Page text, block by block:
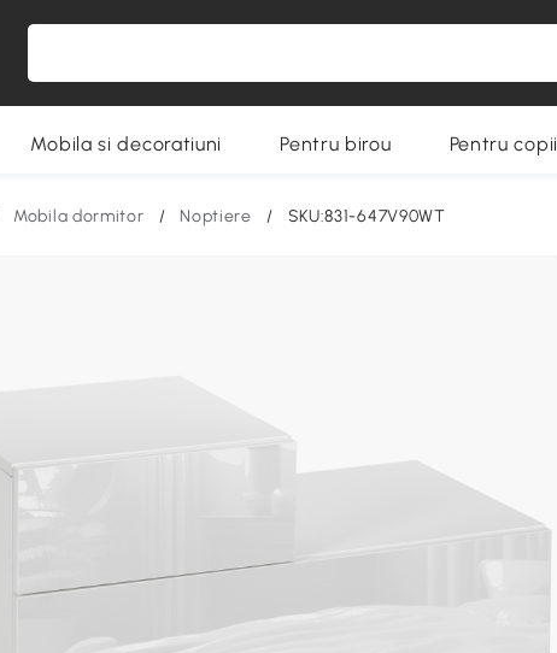
Mobila si decoratiuni Pentru birou Pentru copii
Mobila dormitor / Noptiere / SKU:831-647V90WT